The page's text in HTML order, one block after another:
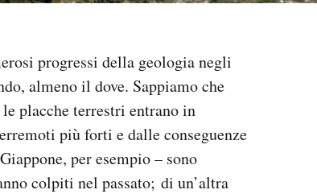
progressi della geologia negli
almeno il dove. Sappiamo che
placche terrestri entrano in
più forti e dalle conseguenze
per esempio – sono
colpiti nel passato; di un’altra